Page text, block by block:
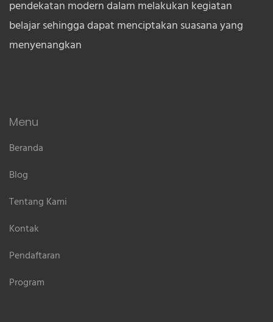
pendekatan modern dalam melakukan kegiatan
belajar sehingga dapat menciptakan suasana yang
menyenangkan
Menu
Beranda
Blog
Tentang Kami
Kontak
Pendaftaran
Program